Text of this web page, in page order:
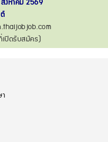
งหาคม 2569
เปิดรับสมัคร)